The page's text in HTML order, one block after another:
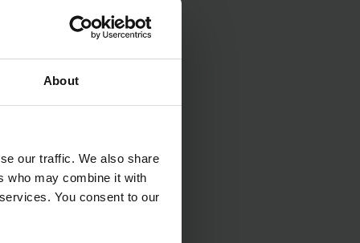
About
our traffic. We also share
who may combine it with
You consent to our